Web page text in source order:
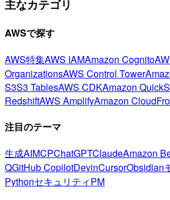
主なカテゴリ
AWSで探す
AWS特集AWS IAMAmazon Cognito
OrganizationsAWS Control Tower
S3S3 TablesAWS CDKAmazon
RedshiftAWS AmplifyAmazon
注目のテーマ
生成AIMCPChatGPTClaudeAmazon
QGitHub CopilotDevinCursorObsidian
PythonセキュリティPM